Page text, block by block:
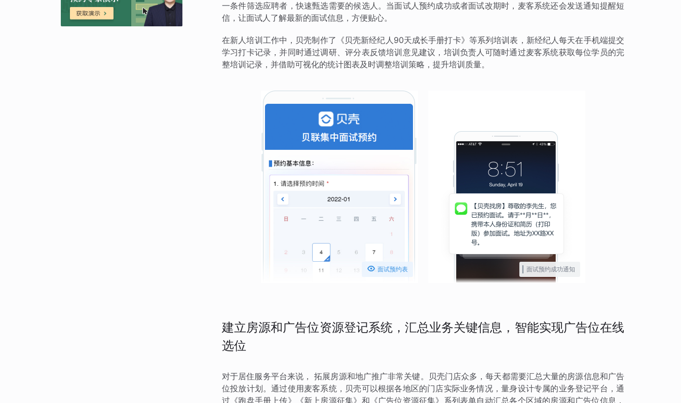
一条件筛选应聘者，快速甄选需要的候选人。当面试人预约成功或者面试改期时，麦客系统还会发送通知提醒短
信，让面试人了解最新的面试信息，方便贴心。
在新人培训工作中，贝壳制作了《贝壳新经纪人90天成长手册打卡》等系列培训表，新经纪人每天在手机端提交
学习打卡记录，并同时通过调研、评分表反馈培训意见建议，培训负责人可随时通过麦客系统获取每位学员的完
整培训记录，并借助可视化的统计图表及时调整培训策略，提升培训质量。
 面试预约表 面试预约成功通知
建立房源和广告位资源登记系统，汇总业务关键信息，智能实现广告位在线
选位
对于居住服务平台来说， 拓展房源和地广推广非常关键。贝壳门店众多，每天都需要汇总大量的房源信息和广告
位投放计划。通过使用麦客系统，贝壳可以根据各地区的门店实际业务情况，量身设计专属的业务登记平台，通
过《跑盘手册上传》《新上房源征集》和《广告位资源征集》系列表单自动汇总各个区域的房源和广告位信息，